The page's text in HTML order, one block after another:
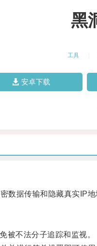
黑
工具
安卓下载
据传输和隐藏真实IP地
不法分子追踪和监视。